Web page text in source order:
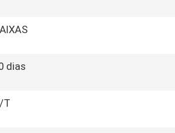
dias
T